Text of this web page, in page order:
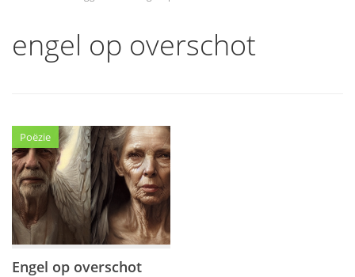
engel op overschot
Poëzie
Engel op overschot